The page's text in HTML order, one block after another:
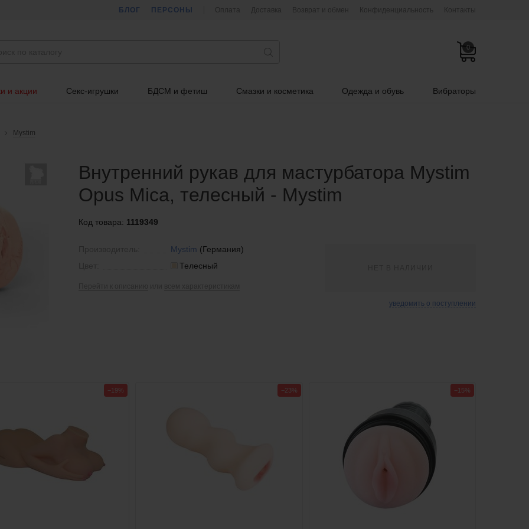
БЛОГ ПЕРСОНЫ Оплата Доставка Возврат и обмен Конфиденциальность Контакты
0
и акции Секс-игрушки БДСМ и фетиш Смазки и косметика Одежда и обувь Вибраторы
Mystim
Внутренний рукав для мастурбатора Mystim
Opus Mica, телесный - Mystim
Код товара: 1119349
Mystim (Германия)
Телесный
уведомить о поступлении
−19% −23% −15%